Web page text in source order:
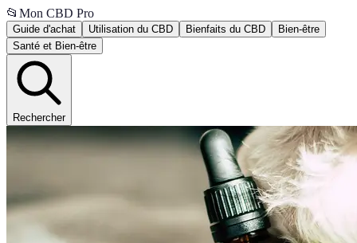
📂 Mon CBD Pro
Guide d'achat Utilisation du CBD Bienfaits du CBD
Bien-être
Santé et Bien-être
Rechercher